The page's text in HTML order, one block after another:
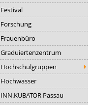
Festival
Forschung
Frauenbüro
Graduiertenzentrum
Hochschulgruppen
Hochwasser
INN.KUBATOR Passau